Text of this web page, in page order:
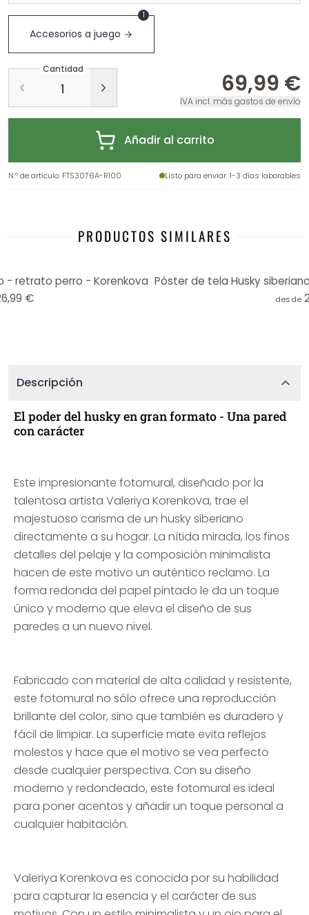
Accesorios a juego
1
Cantidad
69,99 €
IVA incl. más gastos de envío
Añadir al carrito
N.º de artículo: FTS3076A-R100 Listo para enviar: 1-3 días laborables
PRODUCTOS SIMILARES
- retrato perro - Korenkova
€
desde
Descripción
El poder del husky en gran formato - Una pared
con carácter
Este impresionante fotomural, diseñado por la
talentosa artista Valeriya Korenkova, trae el
majestuoso carisma de un husky siberiano
directamente a su hogar. La nítida mirada, los finos
detalles del pelaje y la composición minimalista
hacen de este motivo un auténtico reclamo. La
forma redonda del papel pintado le da un toque
único y moderno que eleva el diseño de sus
paredes a un nuevo nivel.
Fabricado con material de alta calidad y resistente,
este fotomural no sólo ofrece una reproducción
brillante del color, sino que también es duradero y
fácil de limpiar. La superficie mate evita reflejos
molestos y hace que el motivo se vea perfecto
desde cualquier perspectiva. Con su diseño
moderno y redondeado, este fotomural es ideal
para poner acentos y añadir un toque personal a
cualquier habitación.
Valeriya Korenkova es conocida por su habilidad
para capturar la esencia y el carácter de sus